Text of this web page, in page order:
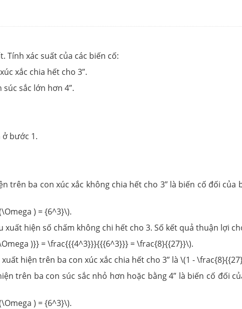
Tính xác suất của các biến cố:
xắc chia hết cho 3”.
sắc lớn hơn 4”.
ở bước 1.
trên ba con xúc xắc không chia hết cho 3” là biến cố đối
) = {6^3}\).
hiện số chấm không chi hết cho 3. Số kết quả thuận lợi
)}} = \frac{{{4^3}}}{{{6^3}}} = \frac{8}{{27}}\).
hiện trên ba con xúc xắc chia hết cho 3” là \(1 -
trên ba con súc sắc nhỏ hơn hoặc bằng 4” là biến cố đối
) = {6^3}\).